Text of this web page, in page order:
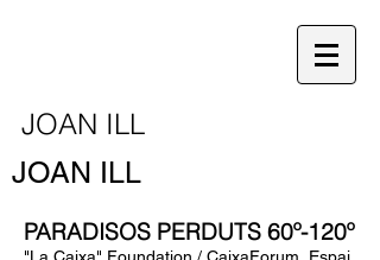
JOAN ILL
JOAN ILL
PARADISOS PERDUTS 60º-120º